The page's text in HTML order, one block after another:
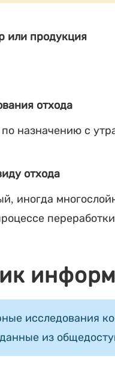
или продукция
отхода
назначению с
отхода
иногда
исследования
из